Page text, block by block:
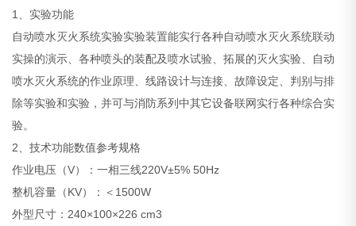
1、实验功能
自动喷水灭火系统实验实验装置能实行各种自动喷水灭火系统联动
实操的演示、各种喷头的装配及喷水试验、拓展的灭火实验、自动
喷水灭火系统的作业原理、线路设计与连接、故障设定、判别与排
除等实验和实验，并可与消防系列中其它设备联网实行各种综合实
验。
2、技术功能数值参考规格
作业电压（V）：一相三线220V±5% 50Hz
整机容量（KV）：＜1500W
外型尺寸：240×100×226 cm3